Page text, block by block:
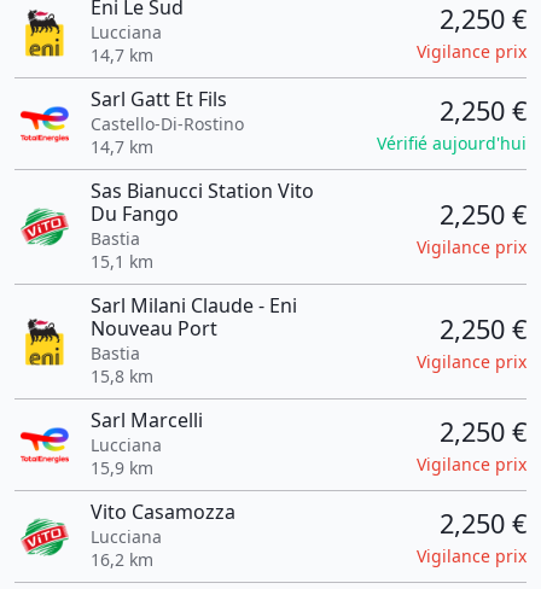
Eni Le Sud
Lucciana
14,7 km
2,250 €
Vigilance prix
Sarl Gatt Et Fils
Castello-Di-Rostino
14,7 km
2,250 €
Vérifié aujourd'hui
Sas Bianucci Station Vito
Du Fango
Bastia
15,1 km
2,250 €
Vigilance prix
Sarl Milani Claude - Eni
Nouveau Port
Bastia
15,8 km
2,250 €
Vigilance prix
Sarl Marcelli
Lucciana
15,9 km
2,250 €
Vigilance prix
Vito Casamozza
Lucciana
16,2 km
2,250 €
Vigilance prix